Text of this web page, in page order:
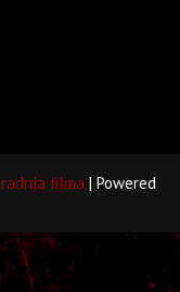
radnja filma | Powered